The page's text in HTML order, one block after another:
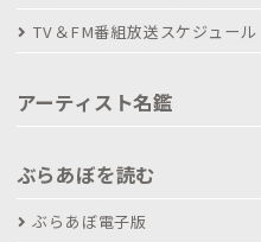
TV＆FM番組放送スケジュール
アーティスト名鑑
ぶらあぼを読む
ぶらあぼ電子版